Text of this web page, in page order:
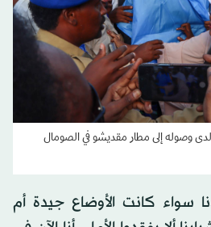
لدى وصوله إلى مطار مقديشو في الصومال
سواء كانت الأوضاع جيدة أم